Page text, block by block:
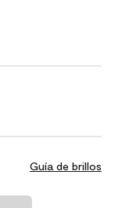
Guía de brillos